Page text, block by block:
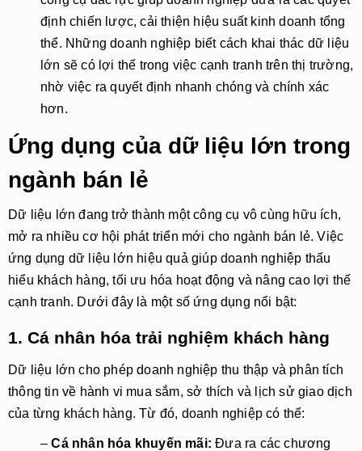
định chiến lược, cải thiện hiệu suất kinh doanh tổng
thể. Những doanh nghiệp biết cách khai thác dữ liệu
lớn sẽ có lợi thế trong việc cạnh tranh trên thị trường,
nhờ việc ra quyết định nhanh chóng và chính xác
hơn.
Ứng dụng của dữ liệu lớn trong
ngành bán lẻ
Dữ liệu lớn đang trở thành một công cụ vô cùng hữu ích,
mở ra nhiều cơ hội phát triển mới cho ngành bán lẻ. Việc
ứng dụng dữ liệu lớn hiệu quả giúp doanh nghiệp thấu
hiểu khách hàng, tối ưu hóa hoạt động và nâng cao lợi thế
cạnh tranh. Dưới đây là một số ứng dụng nổi bật:
1. Cá nhân hóa trải nghiệm khách hàng
Dữ liệu lớn cho phép doanh nghiệp thu thập và phân tích
thông tin về hành vi mua sắm, sở thích và lịch sử giao dịch
của từng khách hàng. Từ đó, doanh nghiệp có thể:
–Cá nhân hóa khuyến mãi:Đưa ra các chương